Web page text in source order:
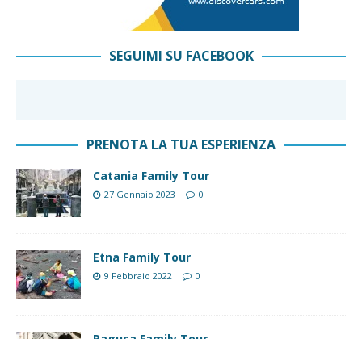
SEGUIMI SU FACEBOOK
PRENOTA LA TUA ESPERIENZA
Catania Family Tour
27 Gennaio 2023 0
Etna Family Tour
9 Febbraio 2022 0